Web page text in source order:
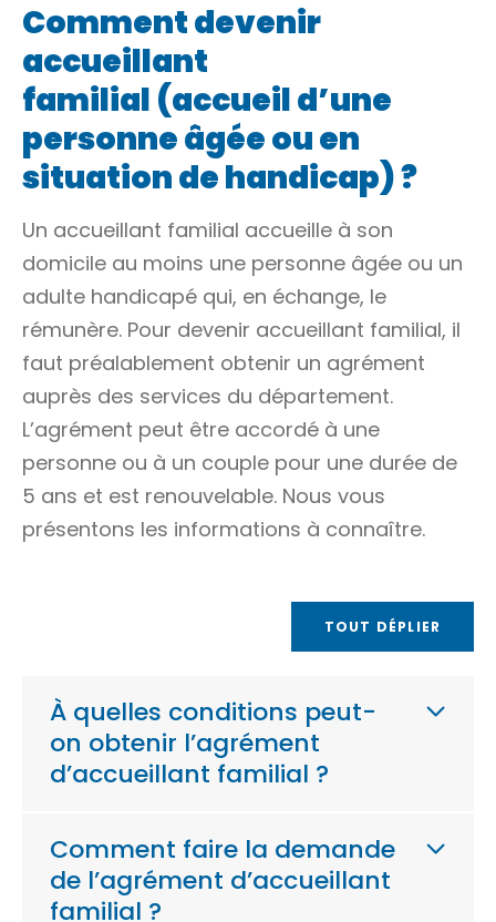
Comment devenir
accueillant
familial (accueil d’une
personne âgée ou en
situation de handicap) ?
Un accueillant familial accueille à son
domicile au moins une personne âgée ou un
adulte handicapé qui, en échange, le
rémunère. Pour devenir accueillant familial, il
faut préalablement obtenir un agrément
auprès des services du département.
L’agrément peut être accordé à une
personne ou à un couple pour une durée de
5 ans et est renouvelable. Nous vous
présentons les informations à connaître.
TOUT DÉPLIER
À quelles conditions peut-
on obtenir l’agrément
d’accueillant familial ?
Comment faire la demande
de l’agrément d’accueillant
familial ?